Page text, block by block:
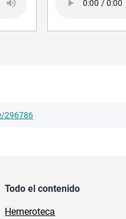
296786
Todo el contenido
Hemeroteca